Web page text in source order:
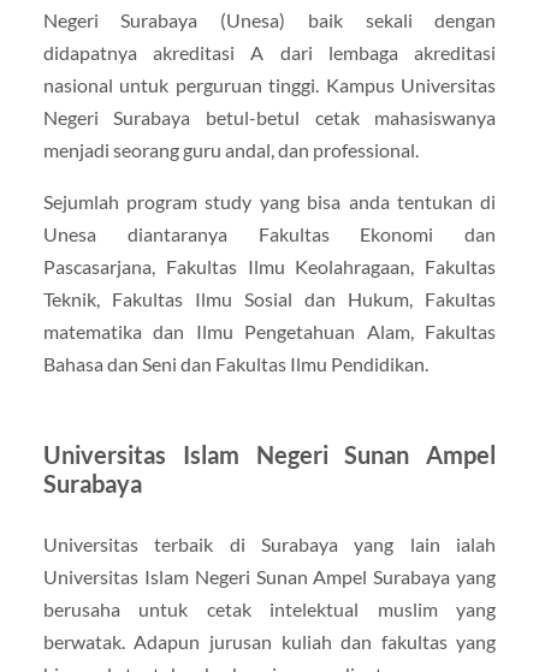
Negeri Surabaya (Unesa) baik sekali dengan
didapatnya akreditasi A dari lembaga akreditasi
nasional untuk perguruan tinggi. Kampus Universitas
Negeri Surabaya betul-betul cetak mahasiswanya
menjadi seorang guru andal, dan professional.
Sejumlah program study yang bisa anda tentukan di
Unesa diantaranya Fakultas Ekonomi dan
Pascasarjana, Fakultas Ilmu Keolahragaan, Fakultas
Teknik, Fakultas Ilmu Sosial dan Hukum, Fakultas
matematika dan Ilmu Pengetahuan Alam, Fakultas
Bahasa dan Seni dan Fakultas Ilmu Pendidikan.
Universitas Islam Negeri Sunan Ampel
Surabaya
Universitas terbaik di Surabaya yang lain ialah
Universitas Islam Negeri Sunan Ampel Surabaya yang
berusaha untuk cetak intelektual muslim yang
berwatak. Adapun jurusan kuliah dan fakultas yang